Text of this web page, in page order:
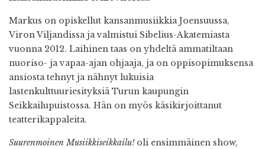
Markus on opiskellut kansanmusiikkia Joensuussa,
Viron Viljandissa ja valmistui Sibelius-Akatemiasta
vuonna 2012. Laihinen taas on yhdeltä ammatiltaan
nuoriso- ja vapaa-ajan ohjaaja, ja on oppisopimuksensa
ansiosta tehnyt ja nähnyt lukuisia
lastenkulttuuriesityksiä Turun kaupungin
Seikkailupuistossa. Hän on myös käsikirjoittanut
teatterikappaleita.
Suurenmoinen Musiikkiseikkailu!oli ensimmäinen show,